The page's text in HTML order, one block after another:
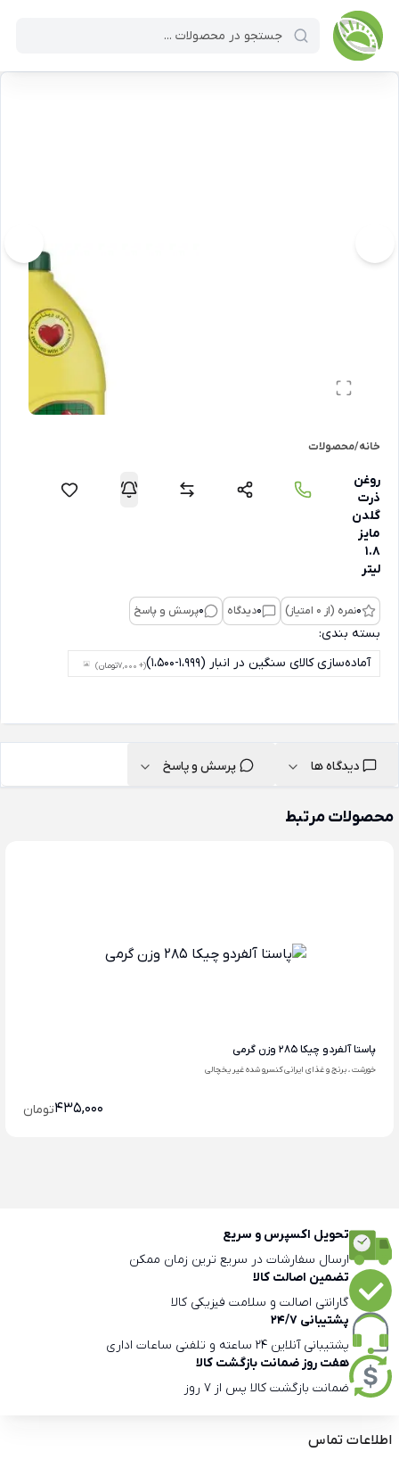
خانه/محصولات
روغن
ذرت
گلدن
مایز
1.8
لیتر
0نمره (از 0 امتیاز) 0دیدگاه 0پرسش و پاسخ
بسته بندی:
آماده‌سازی کالای سنگین در انبار (1،999-1،500)
(+ 7,000 تومان)
دیدگاه ها پرسش و پاسخ
محصولات مرتبط
پاستا آلفردو چیکا 285 وزن گرمی
خورشت ، برنج و غذای ایرانی کنسرو شده غیر یخچالی
435,000تومان
تحویل اکسپرس و سریع
ارسال سفارشات در سریع ترین زمان ممکن
تضمین اصالت کالا
گارانتی اصالت و سلامت فیزیکی کالا
پشتیبانی 24/7
پشتیبانی آنلاین 24 ساعته و تلفنی ساعات اداری
هفت روز ضمانت بازگشت کالا
ضمانت بازگشت کالا پس از 7 روز
اطلاعات تماس